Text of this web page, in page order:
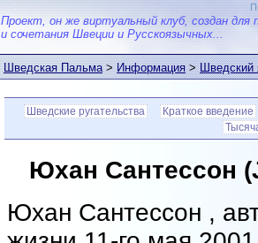
Проект, он же виртуальный клуб, создан для
и сочетания Швеции и Русскоязычных...
Шведская Пальма>Информация>Шведский
Шведские ругательства
Краткое введение
Юхан Сантессон
Юхан Сантессон ,